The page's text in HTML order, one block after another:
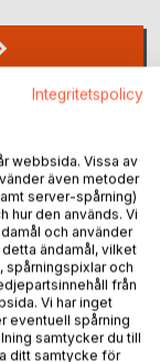
Integritetspolicy
webbsida. Vissa av
även metoder
server-spårning)
hur den används. Vi
och använder
ändamål, vilket
spårningspixlar och
från
Vi har inget
eventuell spårning
samtycker du till
ditt samtycke för